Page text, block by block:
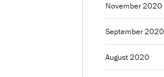
November 2020
September 2020
August 2020